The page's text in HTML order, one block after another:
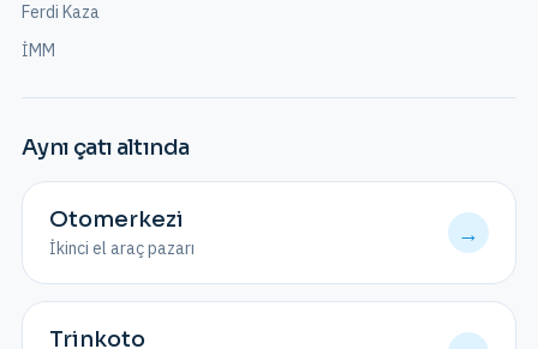
Ferdi Kaza
İMM
Aynı çatı altında
Otomerkezi
İkinci el araç pazarı
→
Trinkoto